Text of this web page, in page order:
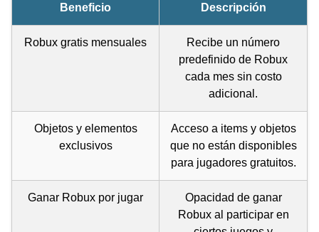
Beneficio Descripción
Robux gratis mensuales
Recibe un número
predefinido de Robux
cada mes sin costo
adicional.
Objetos y elementos
exclusivos
Acceso a items y objetos
que no están disponibles
para jugadores gratuitos.
Ganar Robux por jugar
Opacidad de ganar
Robux al participar en